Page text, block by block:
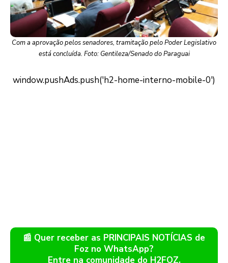
Com a aprovação pelos senadores, tramitação pelo Poder Legislativo
está concluída. Foto: Gentileza/Senado do Paraguai
📰 Quer receber as PRINCIPAIS NOTÍCIAS de
Foz no WhatsApp?
Entre na comunidade do H2FOZ.